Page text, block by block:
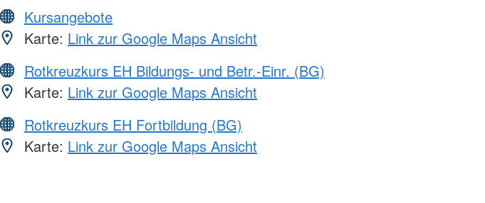
Kursangebote
Karte: Link zur Google Maps Ansicht
Rotkreuzkurs EH Bildungs- und Betr.-Einr. (BG)
Karte: Link zur Google Maps Ansicht
Rotkreuzkurs EH Fortbildung (BG)
Karte: Link zur Google Maps Ansicht